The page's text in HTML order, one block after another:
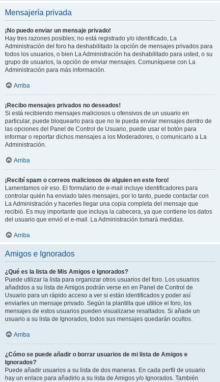
Mensajería privada
¡No puedo enviar un mensaje privado!
Hay tres razones posibles; no está registrado y/o identificado, La
Administración del foro ha deshabilitado la opción de mensajes privados para
todos los usuarios, o bien La Administración ha deshabilitado para usted, o su
grupo de usuarios, la opción de enviar mensajes. Comuníquese con La
Administración para más información.
Arriba
¡Recibo mensajes privados no deseados!
Si está recibiendo mensajes maliciosos u ofensivos de un usuario en
particular, puede bloquearlo para que no le pueda enviar mensajes dentro de
las opciones del Panel de Control de Usuario, puede usar el botón para
informar o reportar dichos mensajes a los Moderadores, o comunicarlo a La
Administración.
Arriba
¡Recibí spam o correos maliciosos de alguien en este foro!
Lamentamos oír eso. El formulario de e-mail incluye identificadores para
controlar quién ha enviado tales mensajes, por lo tanto, puede contactar con
La Administración y hacerles llegar una copia completa del mensaje que
recibió. Es muy importante que incluya la cabecera, ya que contiene los datos
del usuario que envió el e-mail. La Administración tomará medidas.
Arriba
Amigos e Ignorados
¿Qué es la lista de Mis Amigos e Ignorados?
Puede utilizar la lista para organizar otros usuarios del foro. Los usuarios
añadidos a su lista de Amigos podrán verse en en Panel de Control de
Usuario para un rápido acceso a ver si están identificados y poder así
enviarles un mensaje privado. Según la plantilla que utilice el foro, los
mensajes de estos usuarios pueden visualizarse resaltados. Si añade un
usuario a su lista de Ignorados, todos sus mensajes quedarán ocultos.
Arriba
¿Cómo se puede añadir o borrar usuarios de mi lista de Amigos e
Ignorados?
Puede añadir usuarios a su lista de dos maneras. En cada perfil de usuario
hay un enlace para añadirlo a su lista de Amigos y/o Ignorados. También